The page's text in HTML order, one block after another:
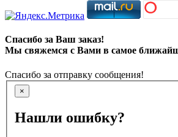
Спасибо за Ваш заказ!
Мы свяжемся с Вами в самое
Спасибо за отправку сообщения!
×
Нашли ошибку?